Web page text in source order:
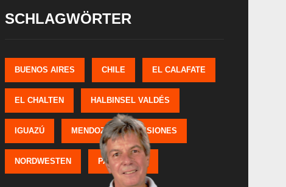
SCHLAGWÖRTER
BUENOS AIRES CHILE EL CALAFATE
EL CHALTEN HALBINSEL VALDÉS
IGUAZÚ MENDOZA MISIONES
NORDWESTEN PATAGONIEN